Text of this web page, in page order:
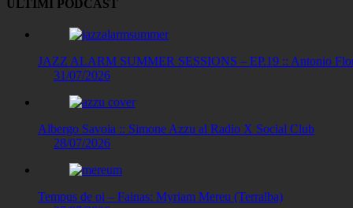
ULTIMI PODCAST
JAZZ ALARM SUMMER SESSIONS – EP.19 :: Antonio
31/07/2026
Albergo Savoia :: Simone Azzu al Radio X Social Club
28/07/2026
Tempus de oi – Fainas: Myriam Mereu (Terralba)